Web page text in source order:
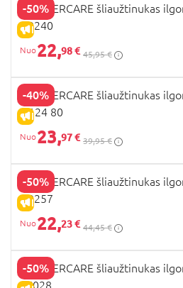
-50%
IŠPARDAVIMAS
MOTHERCARE šliaužtinukas
CB240
22,98 € 45,95 €
-40%
IŠPARDAVIMAS
MOTHERCARE šliaužtinukas
IF124 80
23,97 € 39,95 €
-50%
IŠPARDAVIMAS
MOTHERCARE šliaužtinukas
CB257
22,23 € 44,45 €
-50%
MOTHERCARE šliaužtinukas
FC028